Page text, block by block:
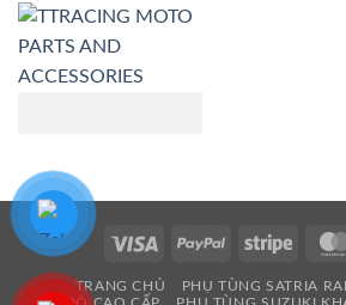
Visa PayPal Stripe
TRANG CHỦ PHỤ TÙNG SATRIA